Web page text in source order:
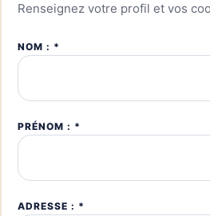
Renseignez votre profil et vos
NOM : *
PRÉNOM : *
ADRESSE : *